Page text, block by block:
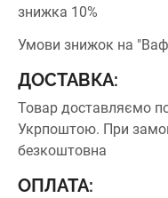
знижка 10%
Умови знижок на
ДОСТАВКА:
Товар доставляємо
Укрпоштою. При
безкоштовна
ОПЛАТА: